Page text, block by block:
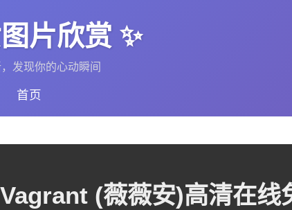
片欣赏 ✨
发现你的心动瞬间
首页
(薇薇安)高清在线